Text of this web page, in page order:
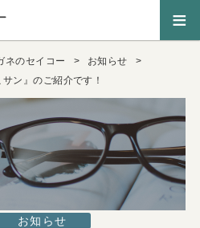
≡
ネのセイコー
お知らせ
ン』のご紹介です！
お知らせ